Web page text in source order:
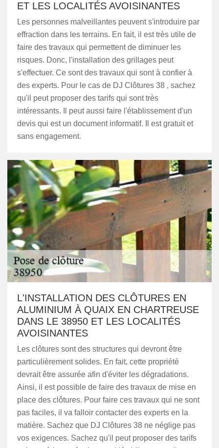
ET LES LOCALITÉS AVOISINANTES
Les personnes malveillantes peuvent s'introduire par
effraction dans les terrains. En fait, il est très utile de
faire des travaux qui permettent de diminuer les
risques. Donc, l'installation des grillages peut
s'effectuer. Ce sont des travaux qui sont à confier à
des experts. Pour le cas de DJ Clôtures 38 , sachez
qu'il peut proposer des tarifs qui sont très
intéressants. Il peut aussi faire l'établissement d'un
devis qui est un document informatif. Il est gratuit et
sans engagement.
L'INSTALLATION DES CLÔTURES EN
ALUMINIUM À QUAIX EN CHARTREUSE
DANS LE 38950 ET LES LOCALITÉS
AVOISINANTES
Les clôtures sont des structures qui devront être
particulièrement solides. En fait, cette propriété
devrait être assurée afin d'éviter les dégradations.
Ainsi, il est possible de faire des travaux de mise en
place des clôtures. Pour faire ces travaux qui ne sont
pas faciles, il va falloir contacter des experts en la
matière. Sachez que DJ Clôtures 38 ne néglige pas
vos exigences. Sachez qu'il peut proposer des tarifs